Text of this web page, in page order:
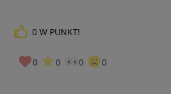
0 W PUNKT!
0 0 0 0